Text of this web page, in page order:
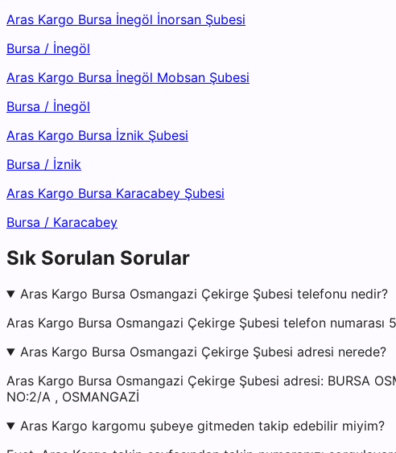
Aras Kargo Bursa İnegöl İnorsan Şubesi
Bursa / İnegöl
Aras Kargo Bursa İnegöl Mobsan Şubesi
Bursa / İnegöl
Aras Kargo Bursa İznik Şubesi
Bursa / İznik
Aras Kargo Bursa Karacabey Şubesi
Bursa / Karacabey
Sık Sorulan Sorular
Aras Kargo Bursa Osmangazi Çekirge Şubesi telefonu nedir?
Aras Kargo Bursa Osmangazi Çekirge Şubesi telefon numarası
Aras Kargo Bursa Osmangazi Çekirge Şubesi adresi nerede?
Aras Kargo Bursa Osmangazi Çekirge Şubesi adresi: BURSA
NO:2/A , OSMANGAZİ
Aras Kargo kargomu şubeye gitmeden takip edebilir miyim?